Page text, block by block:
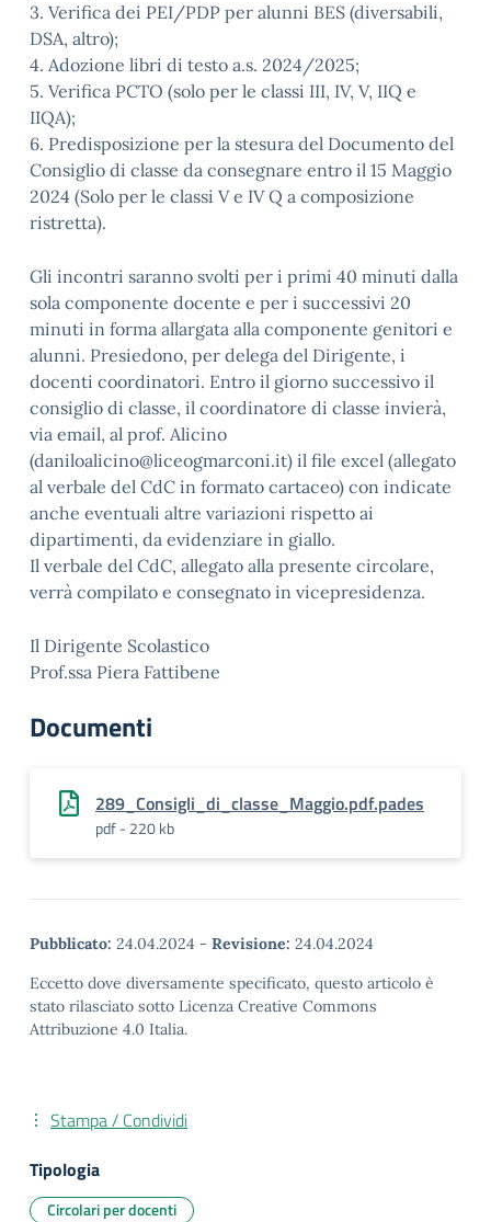
3. Verifica dei PEI/PDP per alunni BES (diversabili,
DSA, altro);
4. Adozione libri di testo a.s. 2024/2025;
5. Verifica PCTO (solo per le classi III, IV, V, IIQ e
IIQA);
6. Predisposizione per la stesura del Documento del
Consiglio di classe da consegnare entro il 15 Maggio
2024 (Solo per le classi V e IV Q a composizione
ristretta).
Gli incontri saranno svolti per i primi 40 minuti dalla
sola componente docente e per i successivi 20
minuti in forma allargata alla componente genitori e
alunni. Presiedono, per delega del Dirigente, i
docenti coordinatori. Entro il giorno successivo il
consiglio di classe, il coordinatore di classe invierà,
via email, al prof. Alicino
(daniloalicino@liceogmarconi.it) il file excel (allegato
al verbale del CdC in formato cartaceo) con indicate
anche eventuali altre variazioni rispetto ai
dipartimenti, da evidenziare in giallo.
Il verbale del CdC, allegato alla presente circolare,
verrà compilato e consegnato in vicepresidenza.
Il Dirigente Scolastico
Prof.ssa Piera Fattibene
Documenti
289_Consigli_di_classe_Maggio.pdf.pades
pdf - 220 kb
Pubblicato: 24.04.2024 - Revisione: 24.04.2024
Eccetto dove diversamente specificato, questo articolo è
stato rilasciato sotto Licenza Creative Commons
Attribuzione 4.0 Italia.
Stampa / Condividi
Tipologia
Circolari per docenti